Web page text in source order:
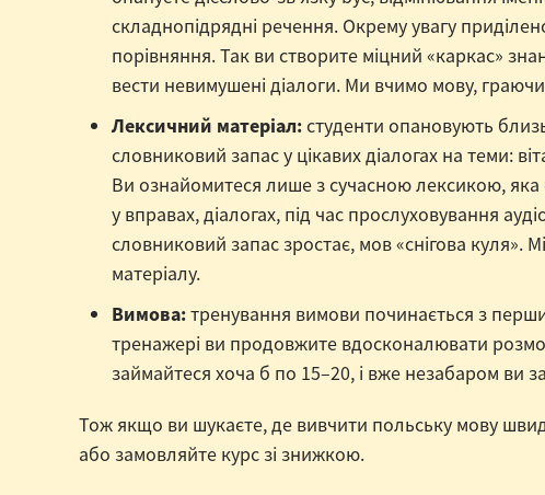
складнопідрядні речення. Окрему увагу
порівняння. Так ви створите міцний «каркас»
вести невимушені діалоги. Ми вчимо мову,
Лексичний матеріал:студенти опановують
словниковий запас у цікавих діалогах на теми:
Ви ознайомитеся лише з сучасною лексикою, яка
у вправах, діалогах, під час прослуховування
словниковий запас зростає, мов «снігова куля».
матеріалу.
Вимова:тренування вимови починається з
тренажері ви продовжите вдосконалювати
займайтеся хоча б по 15–20, і вже незабаром
Тож якщо ви шукаєте, де вивчити польську мову
або замовляйте курс зі знижкою.